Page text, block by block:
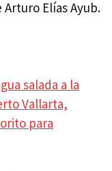
Arturo Elías Ayub.
salada a la
Vallarta,
para